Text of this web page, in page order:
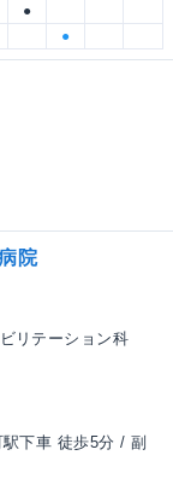
●
●
院
リテーション科
下車 徒歩5分 / 副